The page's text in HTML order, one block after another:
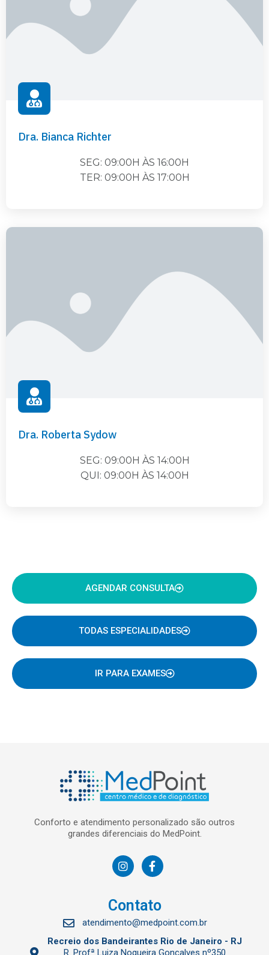
Dra. Bianca Richter
SEG: 09:00H ÀS 16:00H
TER: 09:00H ÀS 17:00H
Dra. Roberta Sydow
SEG: 09:00H ÀS 14:00H
QUI: 09:00H ÀS 14:00H
AGENDAR CONSULTA
TODAS ESPECIALIDADES
IR PARA EXAMES
Conforto e atendimento personalizado são outros
grandes diferenciais do MedPoint.
Contato
atendimento@medpoint.com.br
Recreio dos Bandeirantes Rio de Janeiro - RJ
R. Profª Luiza Nogueira Gonçalves nº350